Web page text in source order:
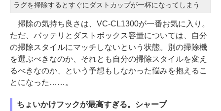
ラグを掃除するとすぐにダストカップが一杯になってしまう
掃除の気持ち良さは、VC-CL1300が一番お気に入り。
ただ、バッテリとダストボックス容量については、自分
の掃除スタイルにマッチしないという状態。別の掃除機
を選ぶべきなのか、それとも自分の掃除スタイルを変え
るべきなのか、という予想もしなかった悩みを抱えるこ
とになった……。
ちょいかけフックが最高すぎる。シャープ